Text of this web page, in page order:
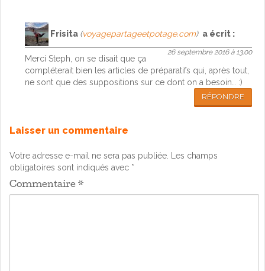
Frisita (voyagepartageetpotage.com) a écrit :
26 septembre 2016 à 13:00
Merci Steph, on se disait que ça
compléterait bien les articles de préparatifs qui, après tout,
ne sont que des suppositions sur ce dont on a besoin… :)
RÉPONDRE
Laisser un commentaire
Votre adresse e-mail ne sera pas publiée.
Les champs
obligatoires sont indiqués avec *
Commentaire *